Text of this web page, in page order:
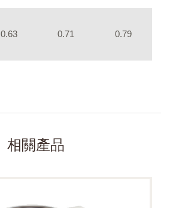
0.63 0.71 0.79
相關產品